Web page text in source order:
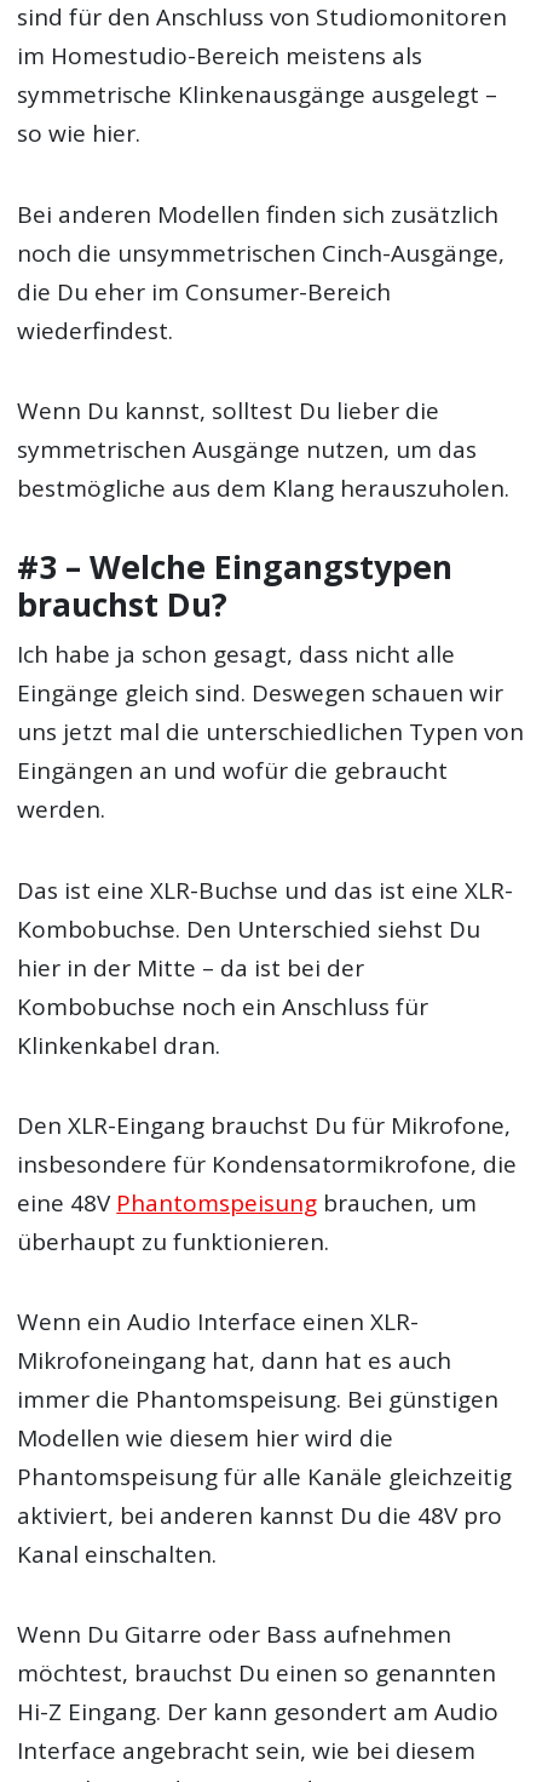
sind für den Anschluss von Studiomonitoren
im Homestudio-Bereich meistens als
symmetrische Klinkenausgänge ausgelegt –
so wie hier.
Bei anderen Modellen finden sich zusätzlich
noch die unsymmetrischen Cinch-Ausgänge,
die Du eher im Consumer-Bereich
wiederfindest.
Wenn Du kannst, solltest Du lieber die
symmetrischen Ausgänge nutzen, um das
bestmögliche aus dem Klang herauszuholen.
#3 – Welche Eingangstypen
brauchst Du?
Ich habe ja schon gesagt, dass nicht alle
Eingänge gleich sind. Deswegen schauen wir
uns jetzt mal die unterschiedlichen Typen von
Eingängen an und wofür die gebraucht
werden.
Das ist eine XLR-Buchse und das ist eine XLR-
Kombobuchse. Den Unterschied siehst Du
hier in der Mitte – da ist bei der
Kombobuchse noch ein Anschluss für
Klinkenkabel dran.
Den XLR-Eingang brauchst Du für Mikrofone,
insbesondere für Kondensatormikrofone, die
eine 48V Phantomspeisung brauchen, um
überhaupt zu funktionieren.
Wenn ein Audio Interface einen XLR-
Mikrofoneingang hat, dann hat es auch
immer die Phantomspeisung. Bei günstigen
Modellen wie diesem hier wird die
Phantomspeisung für alle Kanäle gleichzeitig
aktiviert, bei anderen kannst Du die 48V pro
Kanal einschalten.
Wenn Du Gitarre oder Bass aufnehmen
möchtest, brauchst Du einen so genannten
Hi-Z Eingang. Der kann gesondert am Audio
Interface angebracht sein, wie bei diesem